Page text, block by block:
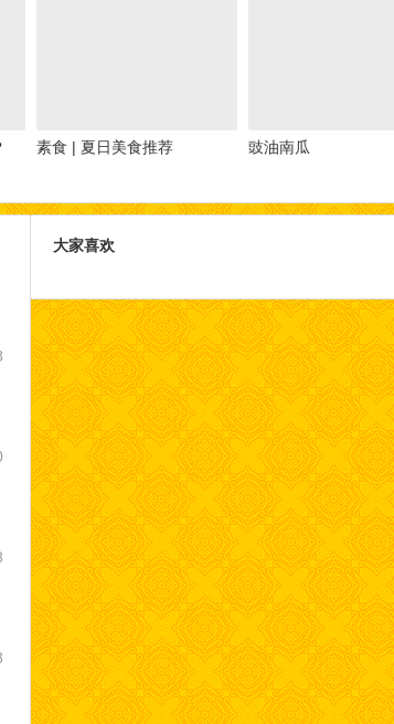
素食 | 夏日美食推荐 豉油南瓜
大家喜欢